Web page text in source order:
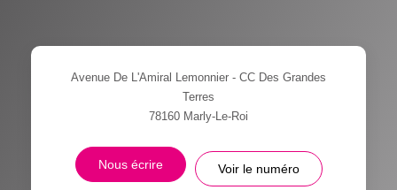
Avenue De L'Amiral Lemonnier - CC Des Grandes
Terres
78160 Marly-Le-Roi
Nous écrire Voir le numéro